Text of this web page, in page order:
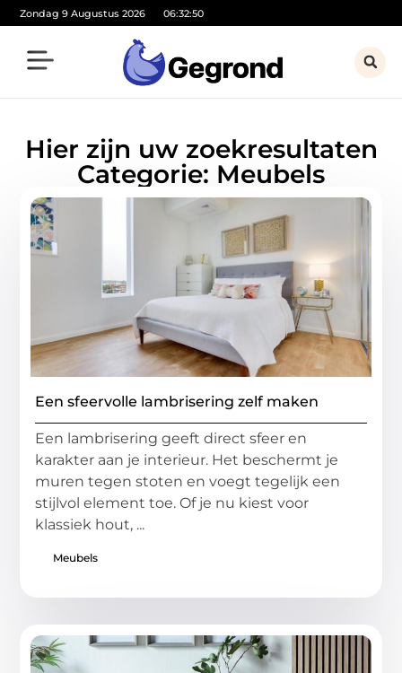
Zondag 9 Augustus 2026 06:32:51
Hier zijn uw zoekresultaten
Categorie: Meubels
Een sfeervolle lambrisering zelf maken
Een lambrisering geeft direct sfeer en
karakter aan je interieur. Het beschermt je
muren tegen stoten en voegt tegelijk een
stijlvol element toe. Of je nu kiest voor
klassiek hout, ...
Meubels